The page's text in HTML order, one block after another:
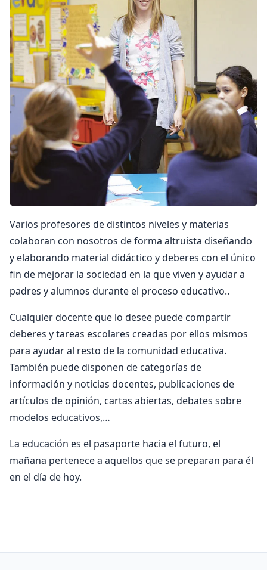
Varios profesores de distintos niveles y materias
colaboran con nosotros de forma altruista diseñando
y elaborando material didáctico y deberes con el único
fin de mejorar la sociedad en la que viven y ayudar a
padres y alumnos durante el proceso educativo..
Cualquier docente que lo desee puede compartir
deberes y tareas escolares creadas por ellos mismos
para ayudar al resto de la comunidad educativa.
También puede disponen de categorías de
información y noticias docentes, publicaciones de
artículos de opinión, cartas abiertas, debates sobre
modelos educativos,…
La educación es el pasaporte hacia el futuro, el
mañana pertenece a aquellos que se preparan para él
en el día de hoy.